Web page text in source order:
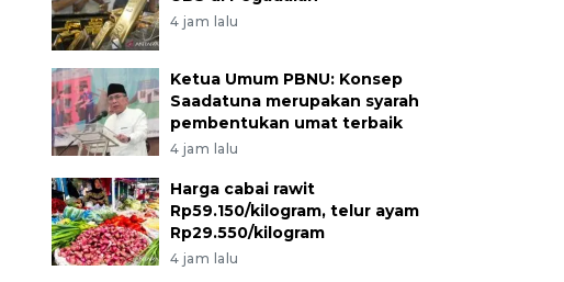
4 jam lalu
Ketua Umum PBNU: Konsep
Saadatuna merupakan syarah
pembentukan umat terbaik
4 jam lalu
Harga cabai rawit
Rp59.150/kilogram, telur ayam
Rp29.550/kilogram
4 jam lalu